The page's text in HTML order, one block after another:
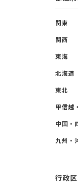
関東
関西
東海
北海道
東北
甲信越
中国・
九州・
行政